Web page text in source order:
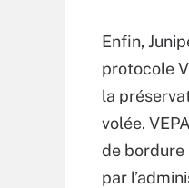
Enfin,
protocole
la
volée.
de bordure
par